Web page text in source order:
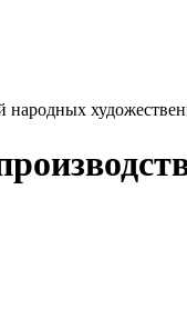
народных